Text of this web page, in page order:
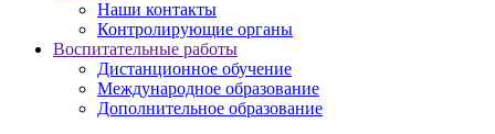
Наши контакты
Контролирующие органы
Воспитательные работы
Дистанционное обучение
Международное образование
Дополнительное образование